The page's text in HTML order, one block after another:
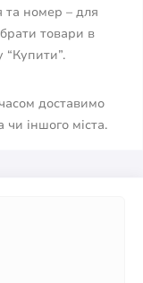
та номер – для
товари в
“Купити”.
доставимо
іншого міста.